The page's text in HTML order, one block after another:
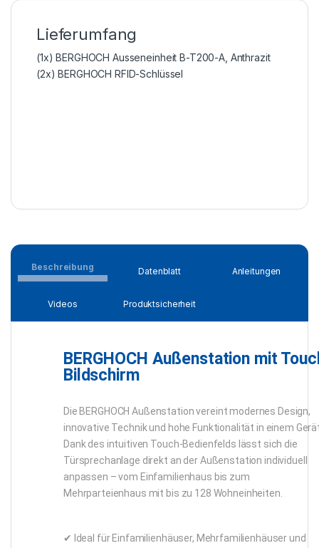
Lieferumfang
(1x) BERGHOCH Ausseneinheit B-T200-A, Anthrazit
(2x) BERGHOCH RFID-Schlüssel
Beschreibung Datenblatt Anleitungen
Videos Produktsicherheit
BERGHOCH Außenstation mit
Bildschirm
Die BERGHOCH Außenstation vereint modernes Design,
innovative Technik und hohe Funktionalität in einem
Dank des intuitiven Touch-Bedienfelds lässt sich die
Türsprechanlage direkt an der Außenstation individuell
anpassen – vom Einfamilienhaus bis zum
Mehrparteienhaus mit bis zu 128 Wohneinheiten.
✔ Ideal für Einfamilienhäuser, Mehrfamilienhäuser und